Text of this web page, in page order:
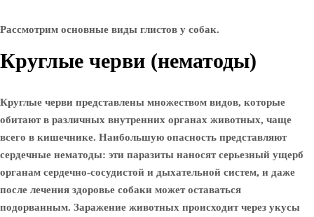
Рассмотрим основные виды глистов у собак.
Круглые черви (нематоды)
Круглые черви представлены множеством видов, которые
обитают в различных внутренних органах животных, чаще
всего в кишечнике. Наибольшую опасность представляют
сердечные нематоды: эти паразиты наносят серьезный ущерб
органам сердечно-сосудистой и дыхательной систем, и даже
после лечения здоровье собаки может оставаться
подорванным. Заражение животных происходит через укусы